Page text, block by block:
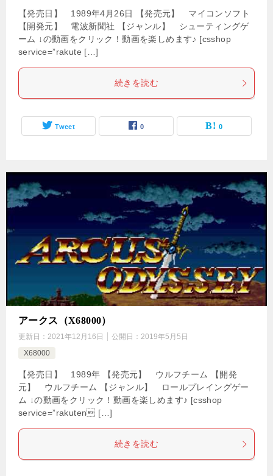
【発売日】 1989年4月26日 【発売元】 マイコンソフト
【開発元】 電波新聞社 【ジャンル】 シューティングゲ
ーム ↓の動画をクリック！動画を楽しめます♪ [csshop
service=”rakute […]
続きを読む
Tweet 0 0
アークス（X68000）
更新日： 2021年12月16日 公開日： 2019年5月5日
X68000
【発売日】 1989年 【発売元】 ウルフチーム 【開発
元】 ウルフチーム 【ジャンル】 ロールプレイングゲー
ム ↓の動画をクリック！動画を楽しめます♪ [csshop
service=”rakuten […]
続きを読む